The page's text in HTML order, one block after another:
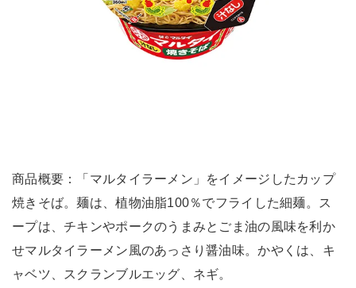
商品概要：「マルタイラーメン」をイメージしたカップ
焼きそば。麺は、植物油脂100％でフライした細麺。ス
ープは、チキンやポークのうまみとごま油の風味を利か
せマルタイラーメン風のあっさり醤油味。かやくは、キ
ャベツ、スクランブルエッグ、ネギ。